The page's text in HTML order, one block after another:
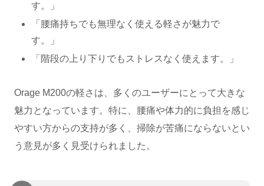
す。」
「腰痛持ちでも無理なく使える軽さが魅力で
す。」
「階段の上り下りでもストレスなく使えます。」
Orage M200の軽さは、多くのユーザーにとって大きな
魅力となっています。特に、腰痛や体力的に負担を感じ
やすい方からの支持が多く、掃除が苦痛にならないとい
う意見が多く見受けられました。